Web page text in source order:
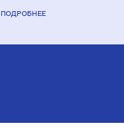
ПОДРОБНЕЕ